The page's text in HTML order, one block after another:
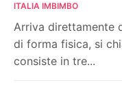
ITALIA IMBIMBO
Arriva direttamente
di forma fisica, si
consiste in tre...